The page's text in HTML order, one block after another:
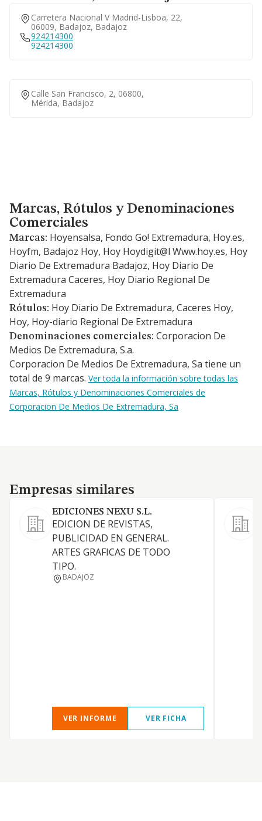
Carretera Nacional V Madrid-Lisboa, 22,
06009, Badajoz, Badajoz
924214300
924214300
Calle San Francisco, 2, 06800,
Mérida, Badajoz
Marcas, Rótulos y Denominaciones Comerciales
Marcas, Rótulos y Denominaciones
Comerciales
Marcas: Hoyensalsa, Fondo Go! Extremadura, Hoy.es,
Hoyfm, Badajoz Hoy, Hoy Hoydigit@l Www.hoy.es, Hoy
Diario De Extremadura Badajoz, Hoy Diario De
Extremadura Caceres, Hoy Diario Regional De
Extremadura
Rótulos: Hoy Diario De Extremadura, Caceres Hoy,
Hoy, Hoy-diario Regional De Extremadura
Denominaciones comerciales: Corporacion De
Medios De Extremadura, S.a.
Corporacion De Medios De Extremadura, Sa tiene un
total de 9 marcas. Ver toda la información sobre todas las
Marcas, Rótulos y Denominaciones Comerciales de
Corporacion De Medios De Extremadura, Sa
Empresas similares
Empresas similares
EDICIONES NEXU S.L.
EDICION DE REVISTAS,
PUBLICIDAD EN GENERAL.
ARTES GRAFICAS DE TODO
TIPO.
BADAJOZ
VER INFORME VER FICHA